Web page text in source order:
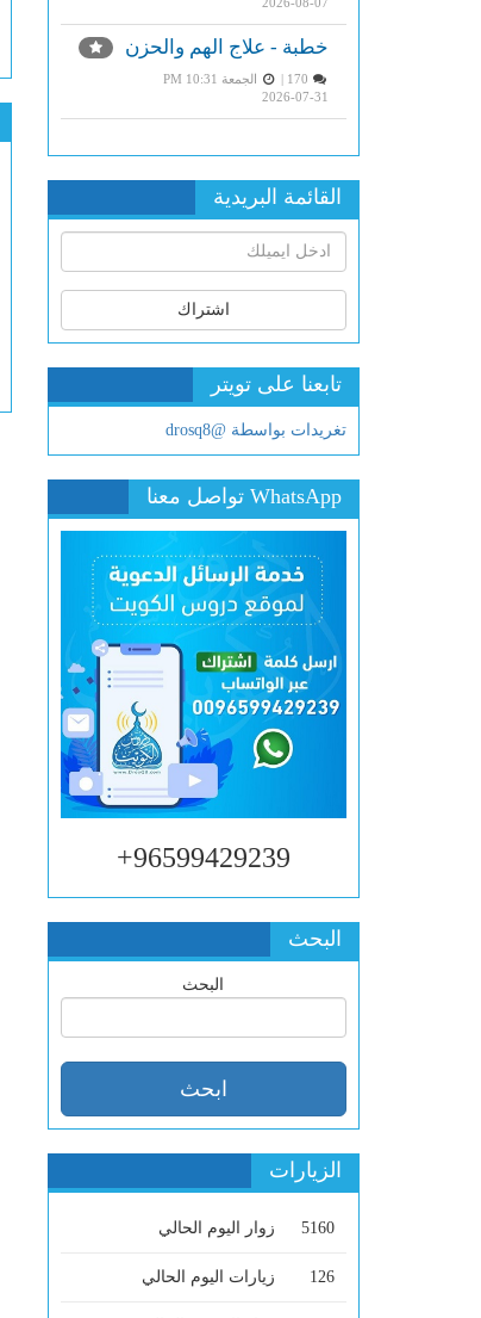
خطبة - علاج الهم والحزن
الجمعة PM 10:31
2026-07-31
القائمة البريدية
اشتراك
تابعنا على تويتر
تغريدات بواسطة @drosq8
WhatsApp تواصل معنا
96599429239+
البحث
البحث
الزيارات
5160 زوار اليوم الحالي
126 زيارات اليوم الحالي